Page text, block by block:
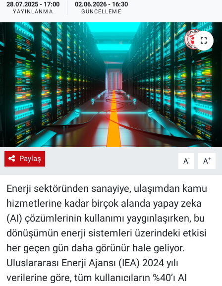
28.07.2025 - 17:00
YAYINLANMA
02.06.2026 - 16:30
GÜNCELLEME
Paylaş A- A+
Enerji sektöründen sanayiye, ulaşımdan kamu
hizmetlerine kadar birçok alanda yapay zeka
(AI) çözümlerinin kullanımı yaygınlaşırken, bu
dönüşümün enerji sistemleri üzerindeki etkisi
her geçen gün daha görünür hale geliyor.
Uluslararası Enerji Ajansı (IEA) 2024 yılı
verilerine göre, tüm kullanıcıların %40’ı AI
Ağır Sanayi Çözümleri